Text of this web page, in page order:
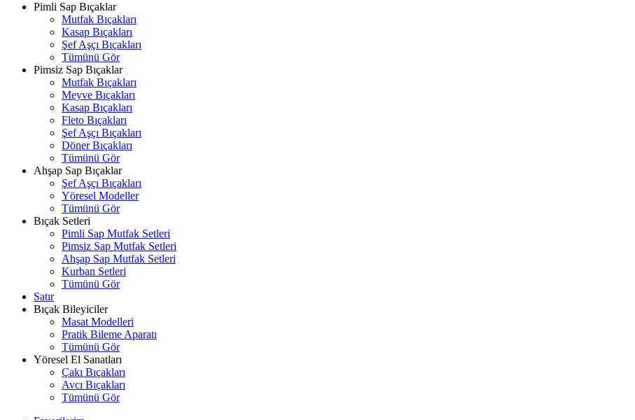
Pimli Sap Bıçaklar
Mutfak Bıçakları
Kasap Bıçakları
Şef Aşçı Bıçakları
Tümünü Gör
Pimsiz Sap Bıçaklar
Mutfak Bıçakları
Meyve Bıçakları
Kasap Bıçakları
Fleto Bıçakları
Şef Aşçı Bıçakları
Döner Bıçakları
Tümünü Gör
Ahşap Sap Bıçaklar
Şef Aşçı Bıçakları
Yöresel Modeller
Tümünü Gör
Bıçak Setleri
Pimli Sap Mutfak Setleri
Pimsiz Sap Mutfak Setleri
Ahşap Sap Mutfak Setleri
Kurban Setleri
Tümünü Gör
Satır
Bıçak Bileyiciler
Masat Modelleri
Pratik Bileme Aparatı
Tümünü Gör
Yöresel El Sanatları
Çakı Bıçakları
Avcı Bıçakları
Tümünü Gör